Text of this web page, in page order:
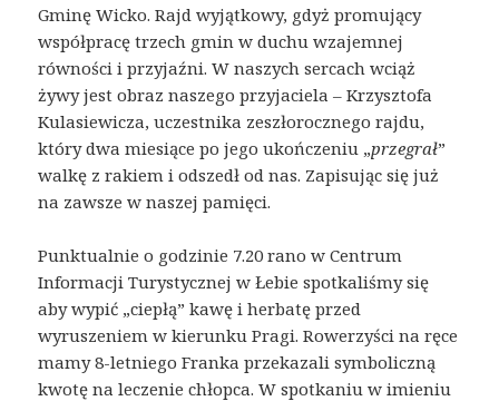
Gminę Wicko. Rajd wyjątkowy, gdyż promujący
współpracę trzech gmin w duchu wzajemnej
równości i przyjaźni. W naszych sercach wciąż
żywy jest obraz naszego przyjaciela – Krzysztofa
Kulasiewicza, uczestnika zeszłorocznego rajdu,
który dwa miesiące po jego ukończeniu „przegrał”
walkę z rakiem i odszedł od nas. Zapisując się już
na zawsze w naszej pamięci.
Punktualnie o godzinie 7.20 rano w Centrum
Informacji Turystycznej w Łebie spotkaliśmy się
aby wypić „ciepłą” kawę i herbatę przed
wyruszeniem w kierunku Pragi. Rowerzyści na ręce
mamy 8-letniego Franka przekazali symboliczną
kwotę na leczenie chłopca. W spotkaniu w imieniu